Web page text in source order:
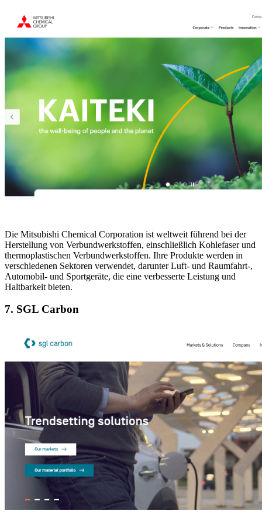
Die Mitsubishi Chemical Corporation ist weltweit führend bei der
Herstellung von Verbundwerkstoffen, einschließlich Kohlefaser und
thermoplastischen Verbundwerkstoffen. Ihre Produkte werden in
verschiedenen Sektoren verwendet, darunter Luft- und Raumfahrt-,
Automobil- und Sportgeräte, die eine verbesserte Leistung und
Haltbarkeit bieten.
7. SGL Carbon